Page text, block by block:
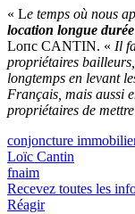
« Le temps où nous
location longue durée
Loпc CANTIN. « Il
propriétaires
longtemps en levant
Français, mais aussi
propriétaires de
conjoncture
Loïc Cantin
fnaim
Recevez toutes les
Réagir